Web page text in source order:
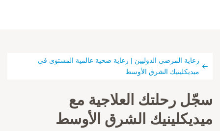
رعاية المرضى الدوليين | رعاية صحية عالمية المستوى في
ميديكلينيك الشرق الأوسط
سجّل رحلتك العلاجية مع
ميديكلينيك الشرق الأوسط